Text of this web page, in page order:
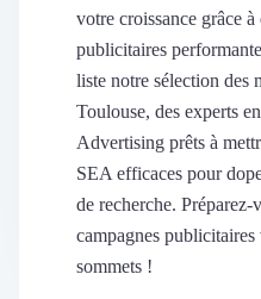
Suivi du ROI
Voir tous nos avis clients
Découvrir le média
Demander une démo
votre croissance grâce à
publicitaires
liste notre sélection des
Toulouse, des experts
Advertising prêts à
SEA efficaces pour
de recherche.
campagnes
sommets !